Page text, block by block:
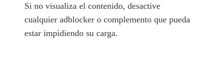
Si no visualiza el contenido, desactive
cualquier adblocker o complemento que pueda
estar impidiendo su carga.